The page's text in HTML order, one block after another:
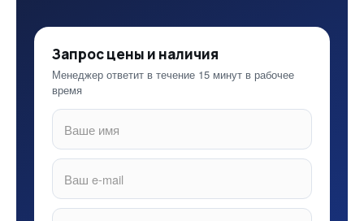
Запрос цены и наличия
Менеджер ответит в течение 15 минут в рабочее
время